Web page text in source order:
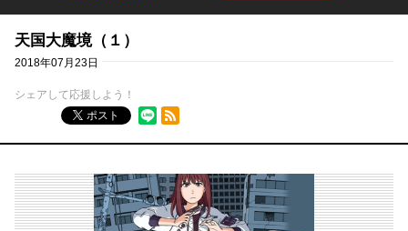
天国大魔境（１）
2018年07月23日
シェアして応援しよう！
ポスト
RSSフィード